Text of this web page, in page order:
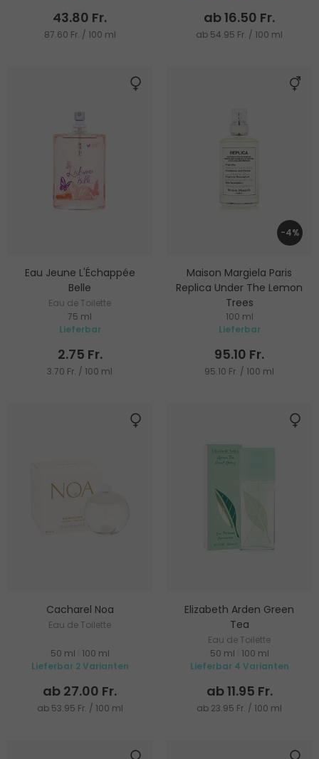
43.80 Fr.
87.60 Fr. / 100 ml
ab 16.50 Fr.
ab 54.95 Fr. / 100 ml
Eau Jeune L'Échappée
Belle
Eau de Toilette
75 ml
Lieferbar
2.75 Fr.
3.70 Fr. / 100 ml
-4%
Maison Margiela Paris
Replica Under The Lemon
Trees
Eau de Toilette
100 ml
Lieferbar
95.10 Fr.
95.10 Fr. / 100 ml
Cacharel Noa
Eau de Toilette
50 ml
100 ml
Lieferbar 2 Varianten
ab 27.00 Fr.
ab 53.95 Fr. / 100 ml
Elizabeth Arden Green
Tea
Eau de Toilette
50 ml
100 ml
Lieferbar 4 Varianten
ab 11.95 Fr.
ab 23.95 Fr. / 100 ml